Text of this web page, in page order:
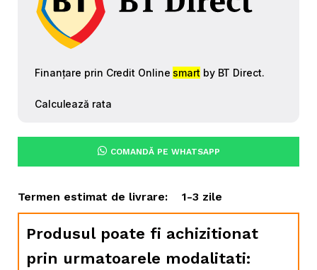
COMANDĂ PE WHATSAPP
Termen estimat de livrare: 1-3 zile
Produsul poate fi achizitionat
prin urmatoarele modalitati: